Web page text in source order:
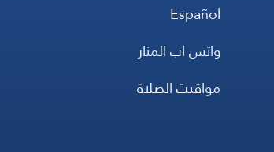
Español
واتس اب المنار
مواقيت الصلاة